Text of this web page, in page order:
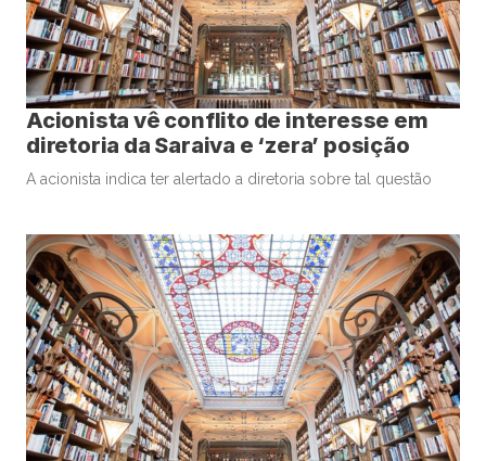
Acionista vê conflito de interesse em
diretoria da Saraiva e ‘zera’ posição
A acionista indica ter alertado a diretoria sobre tal questão